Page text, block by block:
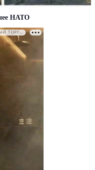
НАТО
РЕКЛАМА • ООО СТРОИТЕЛЬНЫЙ ТОРГОВЫЙ ДОМ «ПЕТРОВИЧ». ИНН: 7802348846